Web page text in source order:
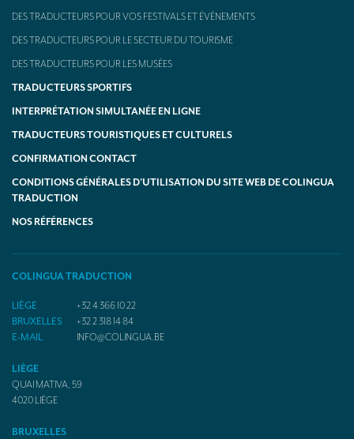
DES TRADUCTEURS POUR VOS FESTIVALS ET ÉVÉNEMENTS
DES TRADUCTEURS POUR LE SECTEUR DU TOURISME
DES TRADUCTEURS POUR LES MUSÉES
TRADUCTEURS SPORTIFS
INTERPRÉTATION SIMULTANÉE EN LIGNE
TRADUCTEURS TOURISTIQUES ET CULTURELS
CONFIRMATION CONTACT
CONDITIONS GÉNÉRALES D’UTILISATION DU SITE WEB DE COLINGUA
TRADUCTION
NOS RÉFÉRENCES
COLINGUA TRADUCTION
LIÈGE
+32 4 366 10 22
BRUXELLES
+32 2 318 14 84
E-MAIL
INFO@COLINGUA.BE
LIÈGE
QUAI MATIVA, 59
4020LIÈGE
BRUXELLES